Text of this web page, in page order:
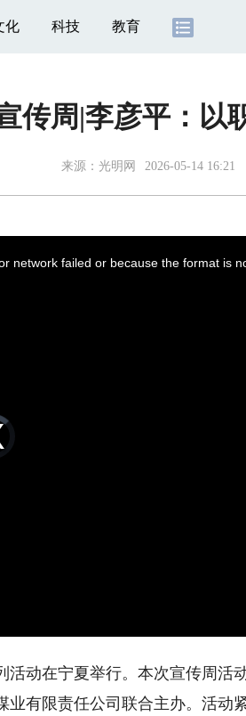
化 科技 教育
传周|李彦平：
来源： 光明网 2026-05-14 16:21
network failed or because the format is
动在宁夏举行。本次宣传周活
有限责任公司联合主办。活动